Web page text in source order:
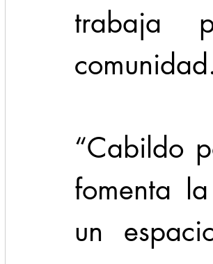
trabaja
“Cabildo
fomenta
un